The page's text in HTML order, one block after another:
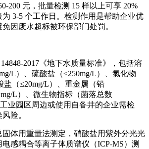
200 元，批量检测 15 样以上可享 20%
3-5 个工作日。检测作用是帮助企业优
因废水超标被环保部门处罚。
2017《地下水质量标准》，包括溶
L）、硫酸盐（≤250mg/L）、氯化物
盐（≤20mg/L）、重金属（铅
L）、微生物指标（菌落总数
业园区周边或使用自备井的企业需检
险。
体用重量法测定，硝酸盐用紫外分光光
感耦合等离子体质谱仪（ICP-MS）测